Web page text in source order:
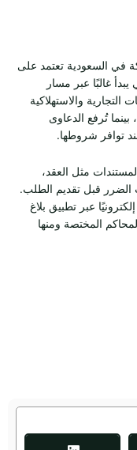
في السعودية تعتمد على
غالبًا عبر مسار
التجارية والاستهلاكية
تُرفع الدعاوى
توافر شروطها.
مثل العقد،
الضرر قبل تقديم الطلب.
عبر تطبيق بلاغ
المختصة ومنها